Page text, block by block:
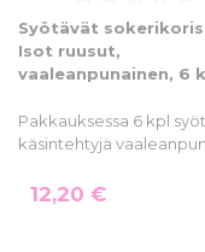
Syötävät
Isot ruusut,
vaaleanpunainen, 6
Pakkauksessa 6 kpl
käsintehtyjä
12,20 €